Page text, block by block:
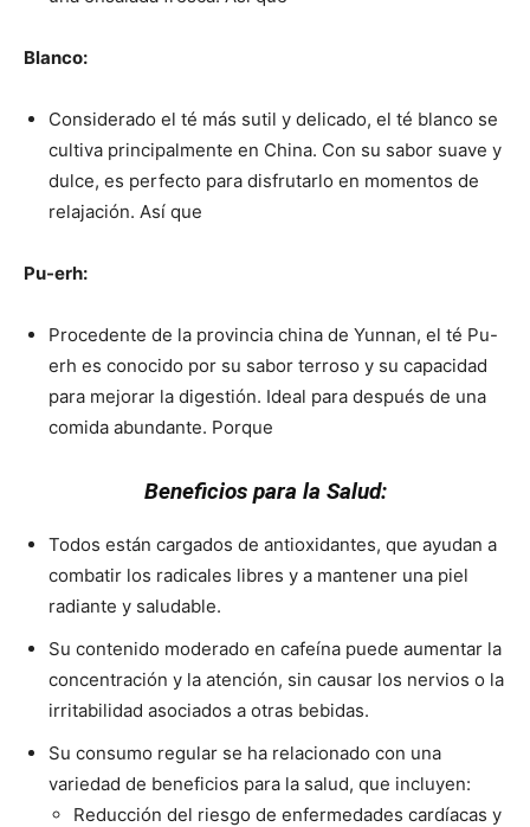
Blanco:
Considerado el té más sutil y delicado, el té blanco se
cultiva principalmente en China. Con su sabor suave y
dulce, es perfecto para disfrutarlo en momentos de
relajación. Así que
Pu-erh:
Procedente de la provincia china de Yunnan, el té Pu-
erh es conocido por su sabor terroso y su capacidad
para mejorar la digestión. Ideal para después de una
comida abundante. Porque
Beneficios para la Salud:
Todos están cargados de antioxidantes, que ayudan a
combatir los radicales libres y a mantener una piel
radiante y saludable.
Su contenido moderado en cafeína puede aumentar la
concentración y la atención, sin causar los nervios o la
irritabilidad asociados a otras bebidas.
Su consumo regular se ha relacionado con una
variedad de beneficios para la salud, que incluyen:
Reducción del riesgo de enfermedades cardíacas y